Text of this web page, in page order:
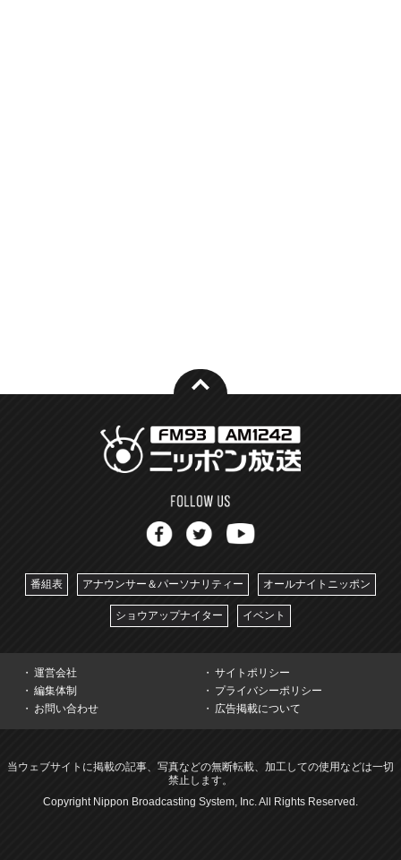
番組表 アナウンサー＆パーソナリティー オールナイトニッポン
ショウアップナイター イベント
運営会社
サイトポリシー
編集体制
プライバシーポリシー
お問い合わせ
広告掲載について
当ウェブサイトに掲載の記事、写真などの無断転載、加工しての使用などは一切
禁止します。
Copyright Nippon Broadcasting System, Inc. All Rights Reserved.